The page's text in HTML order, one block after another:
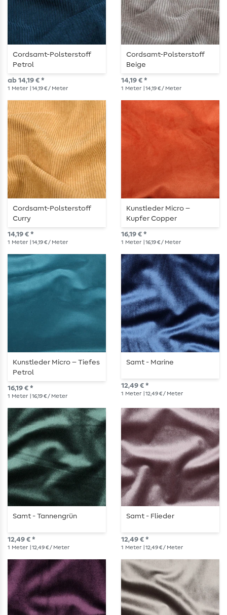
Cordsamt-Polsterstoff
Petrol
ab 14,19 € *
1 Meter | 14,19 € / Meter
Cordsamt-Polsterstoff
Beige
14,19 € *
1 Meter | 14,19 € / Meter
Cordsamt-Polsterstoff
Curry
14,19 € *
1 Meter | 14,19 € / Meter
Kunstleder Micro –
Kupfer Copper
16,19 € *
1 Meter | 16,19 € / Meter
Kunstleder Micro – Tiefes
Petrol
16,19 € *
1 Meter | 16,19 € / Meter
Samt - Marine
12,49 € *
1 Meter | 12,49 € / Meter
Samt - Tannengrün
12,49 € *
1 Meter | 12,49 € / Meter
Samt - Flieder
12,49 € *
1 Meter | 12,49 € / Meter